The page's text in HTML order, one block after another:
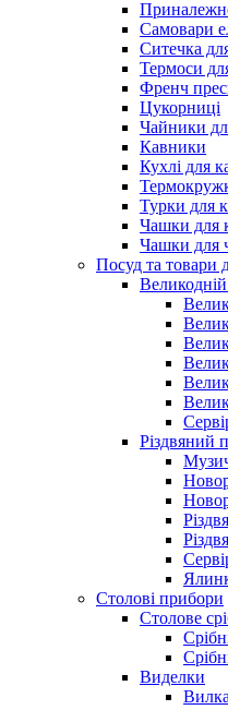
Самовари
Ситечка
Термоси
Френч
Цукорниці
Чайники
Кавники
Кухлі для
Турки для
Чашки для
Чашки для
Посуд та товари
Різдвяний
Столові прибори
Столове
Виделки